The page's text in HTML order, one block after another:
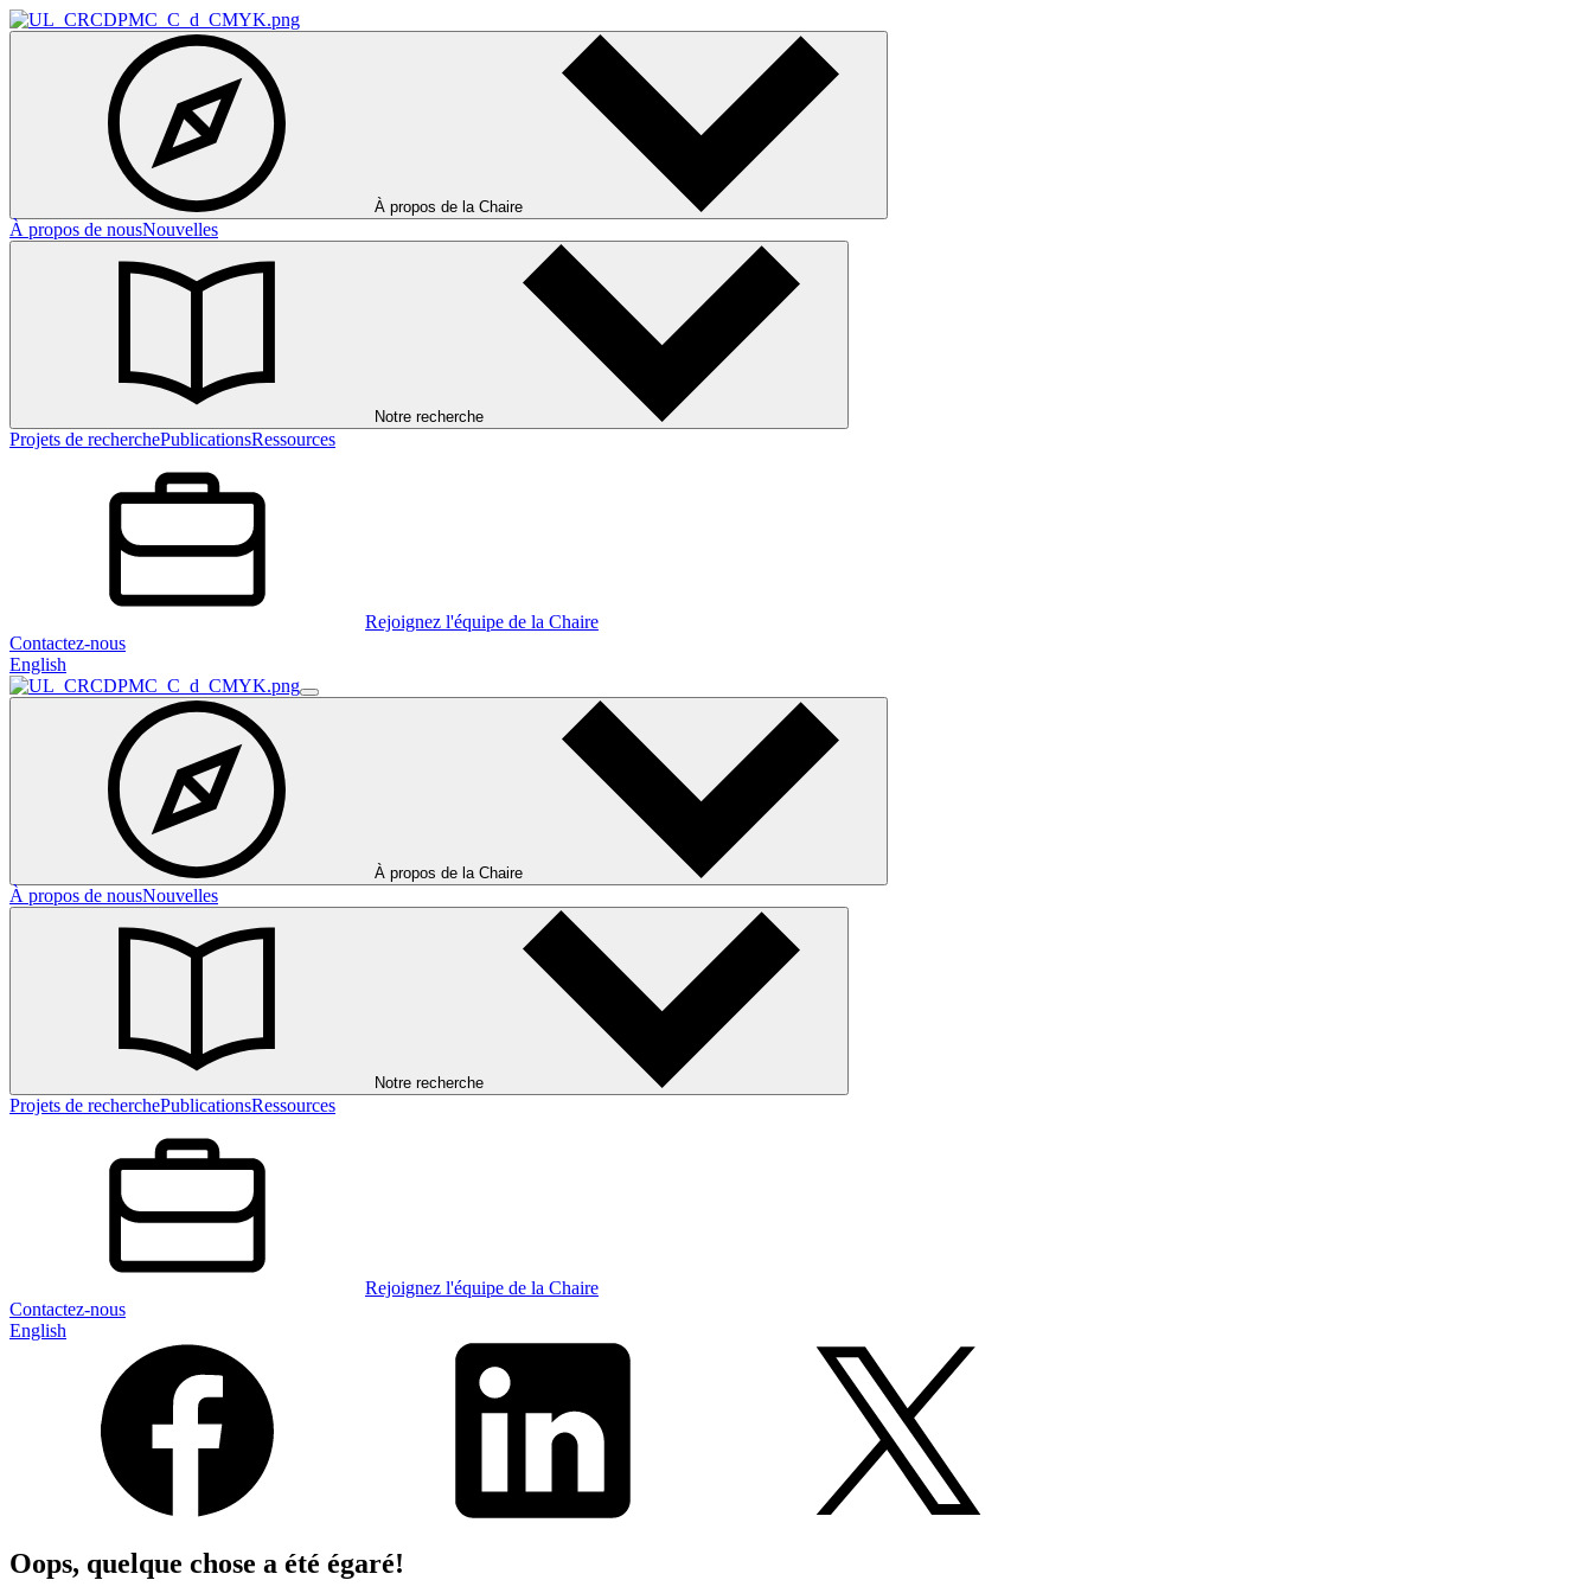
À propos de la Chaire
À propos de nousNouvelles
Notre recherche
Projets de recherchePublicationsRessources
Rejoignez l'équipe de la Chaire
Contactez-nous
English
À propos de la Chaire
À propos de nousNouvelles
Notre recherche
Projets de recherchePublicationsRessources
Rejoignez l'équipe de la Chaire
Contactez-nous
English
Oops, quelque chose a été égaré!